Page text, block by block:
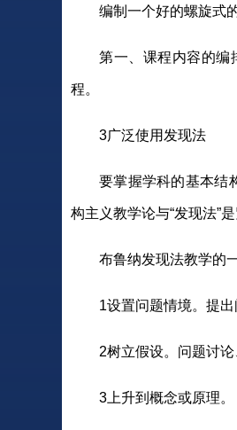
编制一个好的螺旋式
第一、课程内容的编
程。
3广泛使用发现法
要掌握学科的基本结
构主义教学论与“发现法”是
布鲁纳发现法教学的
1设置问题情境。提
2树立假设。问题讨
3上升到概念或原理。